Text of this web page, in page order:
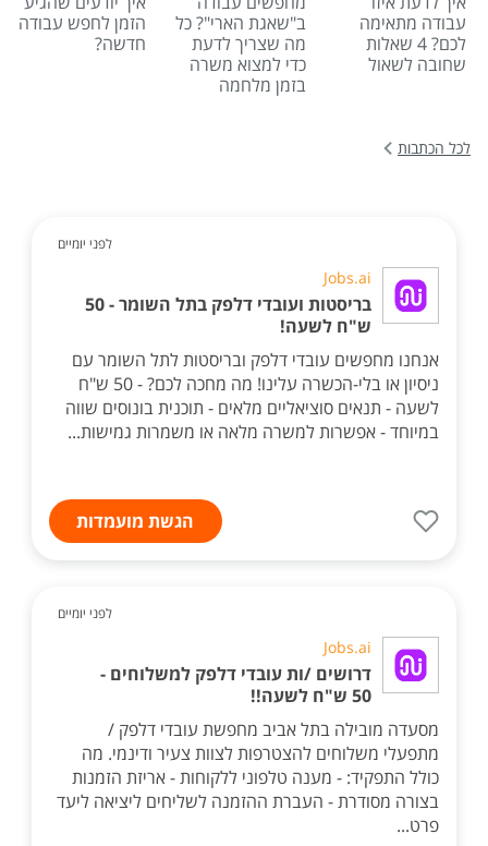
עבודה מתאימה
לכם? 4 שאלות
שחובה לשאול
ב"שאגת הארי"? כל
מה שצריך לדעת
כדי למצוא משרה
בזמן מלחמה
הזמן לחפש עבודה
חדשה?
לכל הכתבות
לפני יומיים
Jobs.ai
בריסטות ועובדי דלפק בתל השומר - 50
ש"ח לשעה!
אנחנו מחפשים עובדי דלפק ובריסטות לתל השומר עם
ניסיון או בלי-הכשרה עלינו! מה מחכה לכם? - 50 ש"ח
לשעה - תנאים סוציאליים מלאים - תוכנית בונוסים שווה
במיוחד - אפשרות למשרה מלאה או משמרות גמישות...
הגשת מועמדות
לפני יומיים
Jobs.ai
דרושים /ות עובדי דלפק למשלוחים -
50 ש"ח לשעה!!
מסעדה מובילה בתל אביב מחפשת עובדי דלפק /
מתפעלי משלוחים להצטרפות לצוות צעיר ודינמי. מה
כולל התפקיד: - מענה טלפוני ללקוחות - אריזת הזמנות
בצורה מסודרת - העברת ההזמנה לשליחים ליציאה ליעד
פרט...